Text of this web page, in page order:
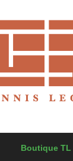
Boutique TL